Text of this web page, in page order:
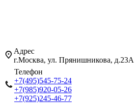
Адрес
г.Москва, ул. Прянишникова, д.23А
Телефон
+7(495)545-75-24
+7(985)920-05-26
+7(925)245-46-77